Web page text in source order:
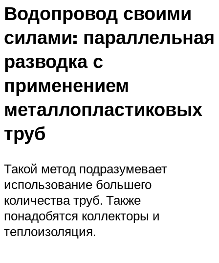
Водопровод своими
силами: параллельная
разводка с
применением
металлопластиковых
труб
Такой метод подразумевает
использование большего
количества труб. Также
понадобятся коллекторы и
теплоизоляция.